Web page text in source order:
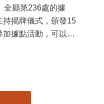
全縣第236處的據
持揭牌儀式，頒發15
據點活動，可以更